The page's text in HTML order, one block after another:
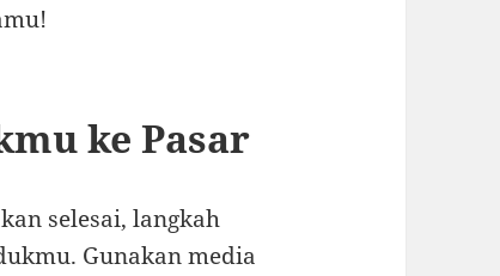
ke Pasar
selesai, langkah
Gunakan media